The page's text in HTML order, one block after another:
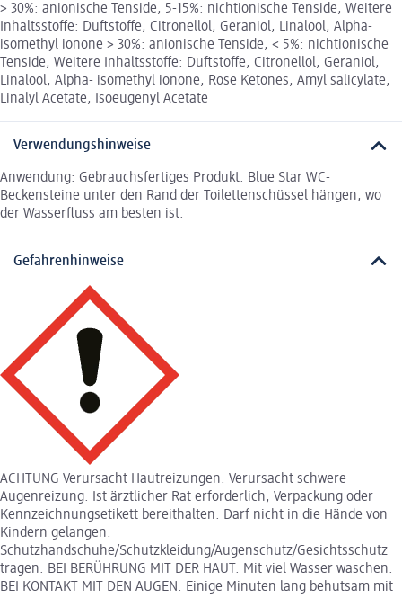
> 30%: anionische Tenside, 5-15%: nichtionische Tenside, Weitere
Inhaltsstoffe: Duftstoffe, Citronellol, Geraniol, Linalool, Alpha-
isomethyl ionone > 30%: anionische Tenside, < 5%: nichtionische
Tenside, Weitere Inhaltsstoffe: Duftstoffe, Citronellol, Geraniol,
Linalool, Alpha- isomethyl ionone, Rose Ketones, Amyl salicylate,
Linalyl Acetate, Isoeugenyl Acetate
Verwendungshinweise
Anwendung: Gebrauchsfertiges Produkt. Blue Star WC-
Beckensteine unter den Rand der Toilettenschüssel hängen, wo
der Wasserfluss am besten ist.
Gefahrenhinweise
ACHTUNG Verursacht Hautreizungen. Verursacht schwere
Augenreizung. Ist ärztlicher Rat erforderlich, Verpackung oder
Kennzeichnungsetikett bereithalten. Darf nicht in die Hände von
Kindern gelangen.
Schutzhandschuhe/Schutzkleidung/Augenschutz/Gesichtsschutz
tragen. BEI BERÜHRUNG MIT DER HAUT: Mit viel Wasser waschen.
BEI KONTAKT MIT DEN AUGEN: Einige Minuten lang behutsam mit